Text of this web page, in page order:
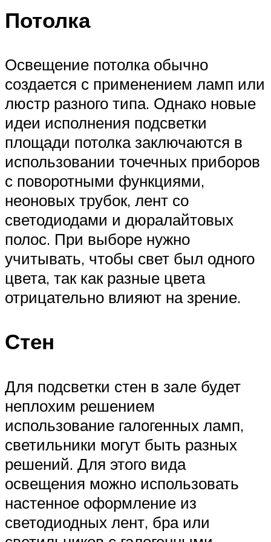
Потолка
Освещение потолка обычно
создается с применением ламп или
люстр разного типа. Однако новые
идеи исполнения подсветки
площади потолка заключаются в
использовании точечных приборов
с поворотными функциями,
неоновых трубок, лент со
светодиодами и дюралайтовых
полос. При выборе нужно
учитывать, чтобы свет был одного
цвета, так как разные цвета
отрицательно влияют на зрение.
Стен
Для подсветки стен в зале будет
неплохим решением
использование галогенных ламп,
светильники могут быть разных
решений. Для этого вида
освещения можно использовать
настенное оформление из
светодиодных лент, бра или